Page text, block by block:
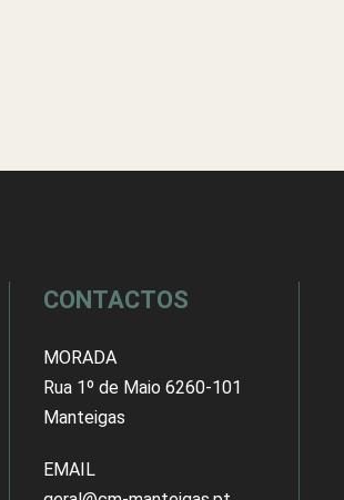
CONTACTOS
MORADA
Rua 1º de Maio 6260-101
Manteigas
EMAIL